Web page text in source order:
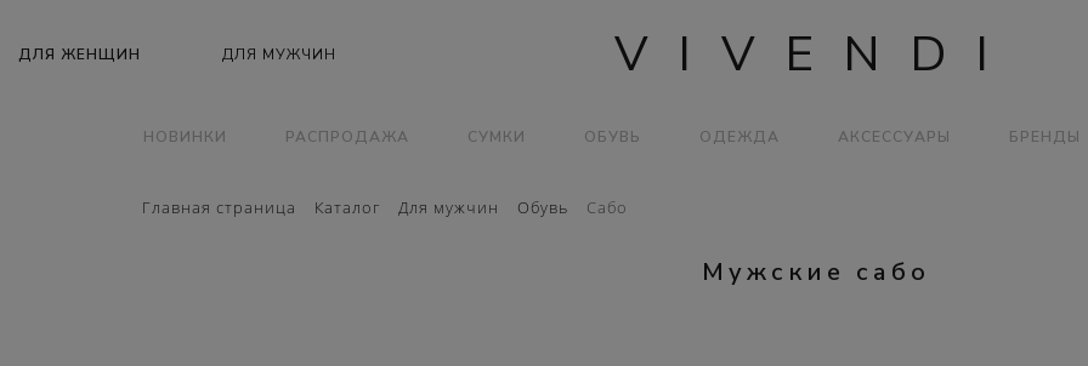
VIVENDI
НОВИНКИ РАСПРОДАЖА СУМКИ ОБУВЬ ОДЕЖДА АКСЕССУАРЫ БРЕНДЫ
Главная страница Каталог Для мужчин Обувь Сабо
Мужские сабо